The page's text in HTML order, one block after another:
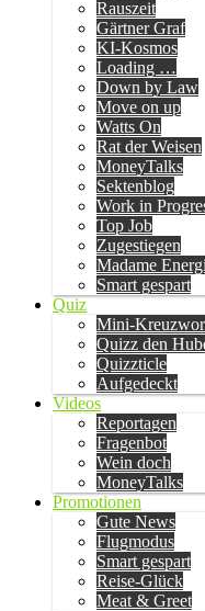
Rauszeit
Gärtner Graf
KI-Kosmos
Loading …
Down by Law
Move on up
Watts On
Rat der Weisen
MoneyTalks
Sektenblog
Work in
Top Job
Zugestiegen
Madame
Smart gespart
Quiz
Mini-
Quizz den
Quizzticle
Aufgedeckt
Videos
Reportagen
Fragenbot
Wein doch
MoneyTalks
Promotionen
Gute News
Flugmodus
Smart gespart
Reise-Glück
Meat & Greet